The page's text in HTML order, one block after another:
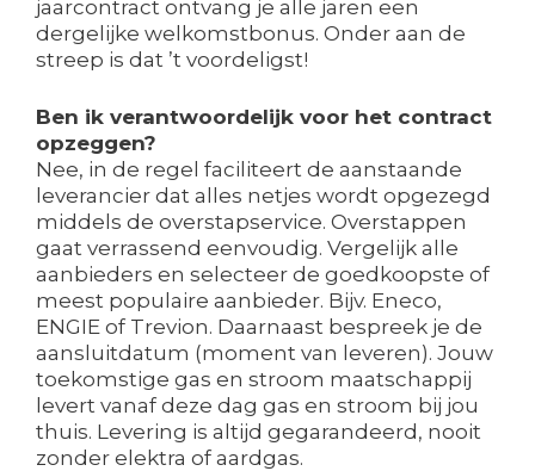
jaarcontract ontvang je alle jaren een
dergelijke welkomstbonus. Onder aan de
streep is dat ’t voordeligst!
Ben ik verantwoordelijk voor het contract
opzeggen?
Nee, in de regel faciliteert de aanstaande
leverancier dat alles netjes wordt opgezegd
middels de overstapservice. Overstappen
gaat verrassend eenvoudig. Vergelijk alle
aanbieders en selecteer de goedkoopste of
meest populaire aanbieder. Bijv. Eneco,
ENGIE of Trevion. Daarnaast bespreek je de
aansluitdatum (moment van leveren). Jouw
toekomstige gas en stroom maatschappij
levert vanaf deze dag gas en stroom bij jou
thuis. Levering is altijd gegarandeerd, nooit
zonder elektra of aardgas.